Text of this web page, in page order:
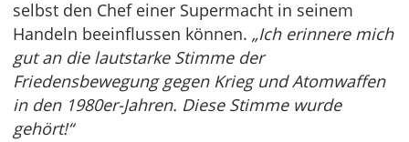
selbst den Chef einer Supermacht in seinem
Handeln beeinflussen können. „Ich erinnere mich
gut an die lautstarke Stimme der
Friedensbewegung gegen Krieg und Atomwaffen
in den 1980er-Jahren. Diese Stimme wurde
gehört!“